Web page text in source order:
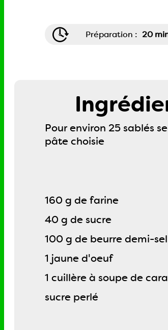
Préparation : 20
Pour environ 25 sablés
pâte choisie
160 g de farine
40 g de sucre
100 g de beurre demi-
1 jaune d'oeuf
1 cuillère à soupe de
sucre perlé